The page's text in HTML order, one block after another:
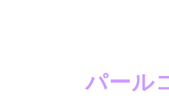
パール